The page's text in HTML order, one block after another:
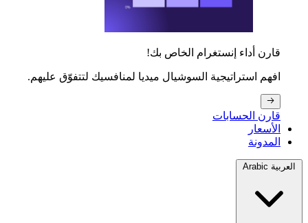
قارن أداء إنستغرام الخاص بك!
افهم استراتيجية السوشيال ميديا لمنافسيك لتتفوّق عليهم.
قارن الحسابات
الأسعار
المدونة
العربية Arabic